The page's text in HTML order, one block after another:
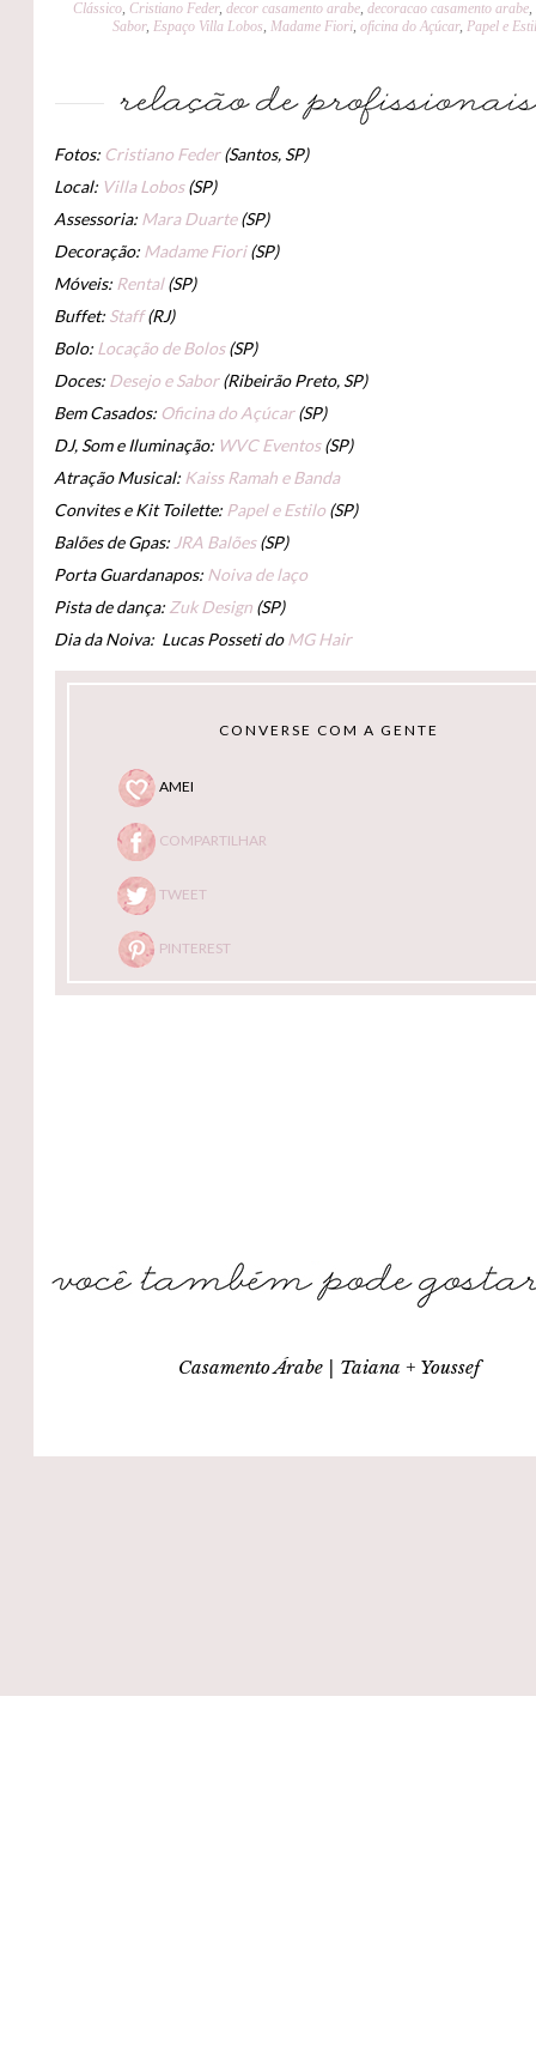
Clássico, Cristiano Feder, decor casamento arabe, decoracao casamento arabe,
Sabor,Espaço Villa Lobos,Madame Fiori,oficina do Açúcar,Papel e
Fotos: Cristiano Feder(Santos, SP)
Local: Villa Lobos(SP)
Assessoria: Mara Duarte(SP)
Decoração: Madame Fiori(SP)
Móveis: Rental(SP)
Buffet: Staff(RJ)
Bolo: Locação de Bolos(SP)
Doces: Desejo e Sabor(Ribeirão Preto, SP)
Bem Casados: Oficina do Açúcar(SP)
DJ, Som e Iluminação: WVC Eventos(SP)
Atração Musical: Kaiss Ramah e Banda
Convites e Kit Toilette: Papel e Estilo (SP)
Balões de Gpas: JRA Balões(SP)
Porta Guardanapos: Noiva de laço
Pista de dança: Zuk Design (SP)
Dia da Noiva: Lucas Posseti doMG Hair
CONVERSE COM A GENTE
AMEI
COMPARTILHAR
TWEET
PINTEREST
Casamento Árabe | Taiana + Youssef